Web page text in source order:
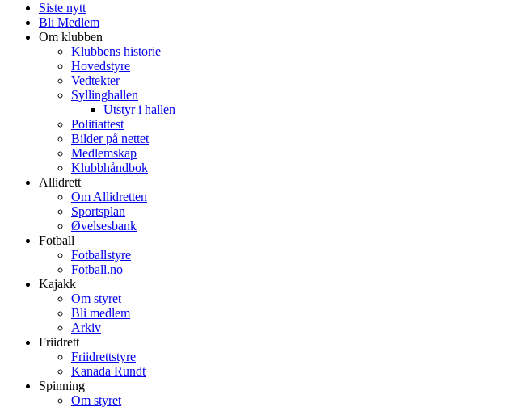
Siste nytt
Bli Medlem
Om klubben
Klubbens historie
Hovedstyre
Vedtekter
Syllinghallen
Utstyr i hallen
Politiattest
Bilder på nettet
Medlemskap
Klubbhåndbok
Allidrett
Om Allidretten
Sportsplan
Øvelsesbank
Fotball
Fotballstyre
Fotball.no
Kajakk
Om styret
Bli medlem
Arkiv
Friidrett
Friidrettstyre
Kanada Rundt
Spinning
Om styret